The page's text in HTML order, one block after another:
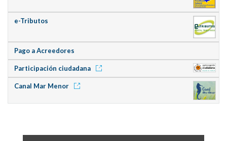
e-Tributos
Pago a Acreedores
Participación ciudadana
Canal Mar Menor